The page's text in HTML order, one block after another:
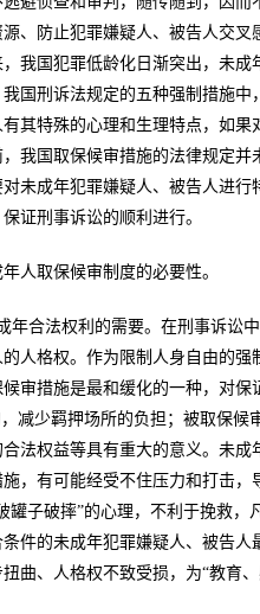
、防止犯罪嫌疑人、被告人交
我国犯罪低龄化日渐突出，未
我国刑诉法规定的五种强制措施
其特殊的心理和生理特点，如
我国取保候审措施的法律规定
未成年犯罪嫌疑人、被告人进
证刑事诉讼的顺利进行。
人取保候审制度的必要性。
年合法权利的需要。在刑事诉讼
人格权。作为限制人身自由的
审措施是最和缓化的一种，对
减少羁押场所的负担；被取保
法权益等具有重大的意义。未
，有可能经受不住压力和打击
罐子破摔”的心理，不利于挽救
件的未成年犯罪嫌疑人、被告
曲、人格权不致受损，为“教育、